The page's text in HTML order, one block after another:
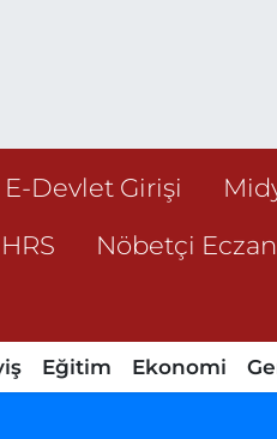
E-Devlet Girişi
Nöbetçi
Eğitim Ekonomi